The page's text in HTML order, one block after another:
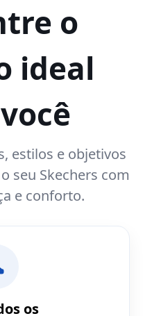
o
ideal
estilos e objetivos
seu Skechers com
e conforto.
os